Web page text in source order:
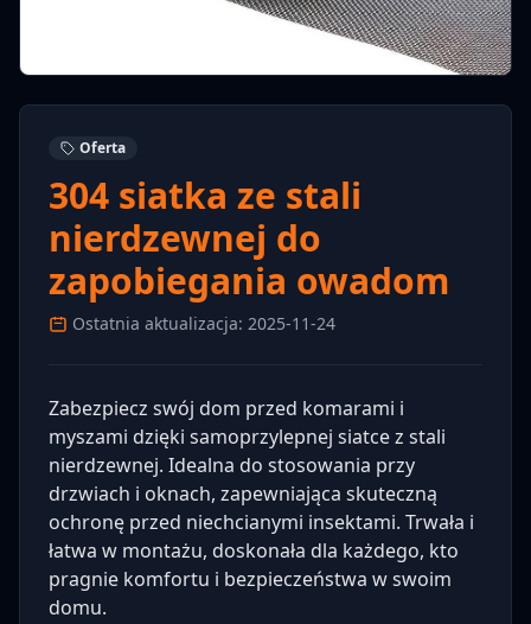
Oferta
304 siatka ze stali
nierdzewnej do
zapobiegania owadom
Ostatnia aktualizacja: 2025-11-24
Zabezpiecz swój dom przed komarami i
myszami dzięki samoprzylepnej siatce z stali
nierdzewnej. Idealna do stosowania przy
drzwiach i oknach, zapewniająca skuteczną
ochronę przed niechcianymi insektami. Trwała i
łatwa w montażu, doskonała dla każdego, kto
pragnie komfortu i bezpieczeństwa w swoim
domu.